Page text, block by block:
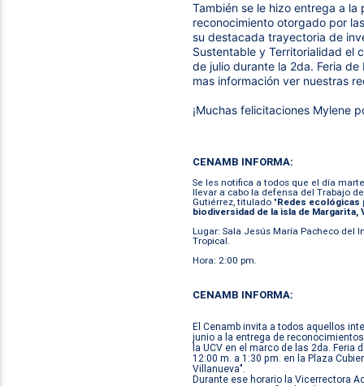
También se le hizo entrega a
reconocimiento otorgado por
su destacada trayectoria de
Sustentable y Territorialidad el
de julio durante la 2da. Feria
mas información ver nuestras
¡Muchas felicitaciones Mylene
CENAMB INFORMA:
Se les notifica a todos que el día
llevar a cabo la defensa del Trabajo
Gutiérrez, titulado "Redes ecológicas
biodiversidad de la isla de Margarita,
Lugar: Sala Jesús María Pacheco del
Tropical.
Hora: 2:00 pm.
CENAMB INFORMA:
El Cenamb invita a todos aquellos
junio a la entrega de
la UCV en el marco de las 2da. Feria
12:00 m. a 1:30 pm. en la Plaza
Villanueva".
Durante ese horario la Vicerrectora